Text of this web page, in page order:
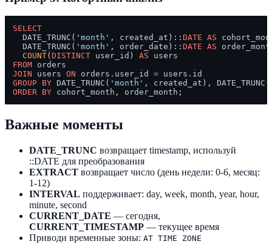
SELECT
  DATE_TRUNC(
'month' , created_at):: DATE AS
  DATE_TRUNC(
'month' , order_date):: DATE AS
COUNT( DISTINCT user_id) AS
FROM
JOIN users ON orders.user_id =
GROUP BY DATE_TRUNC( 'month' , created_at), DATE_TRUNC(
ORDER BY
Важные моменты
DATE_TRUNC возвращает timestamp, используй
::DATE для преобразования
EXTRACT возвращает число (день недели: 0-6, месяц:
1-12)
INTERVAL поддерживает: day, week, month, year, hour,
minute, second
CURRENT_DATE — сегодня,
CURRENT_TIMESTAMP — текущее время
Приводи временные зоны: AT TIME ZONE